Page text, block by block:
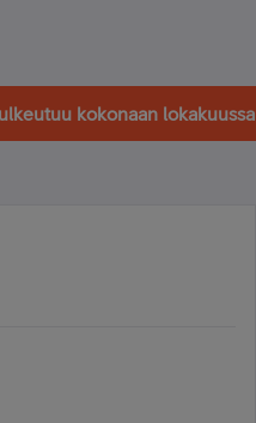
kokonaan lokakuussa